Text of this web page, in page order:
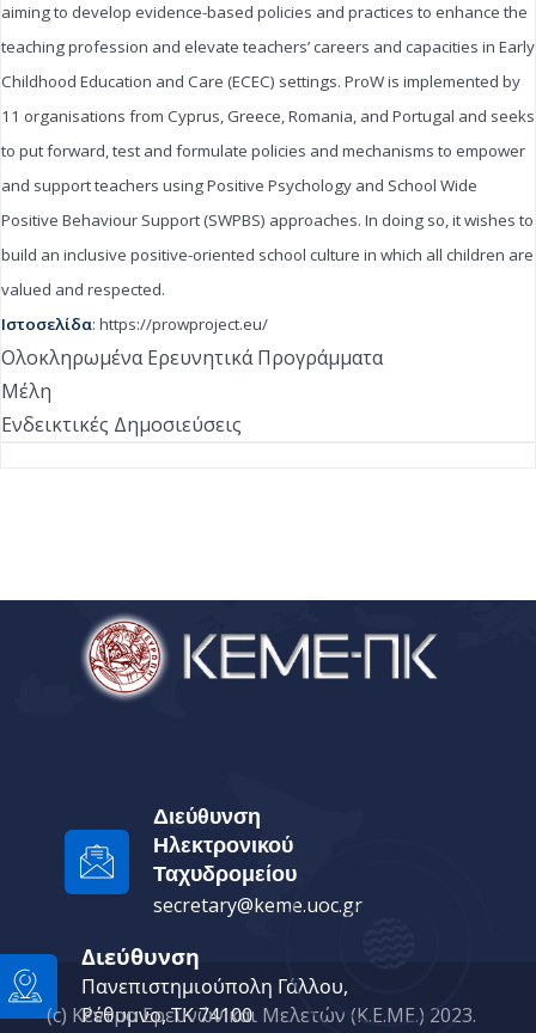
aiming to develop evidence-based policies and practices to enhance the
teaching profession and elevate teachers’ careers and capacities in Early
Childhood Education and Care (ECEC) settings. ProW is implemented by
11 organisations from Cyprus, Greece, Romania, and Portugal and seeks
to put forward, test and formulate policies and mechanisms to empower
and support teachers using Positive Psychology and School Wide
Positive Behaviour Support (SWPBS) approaches. In doing so, it wishes to
build an inclusive positive-oriented school culture in which all children are
valued and respected.
Ιστοσελίδα: https://prowproject.eu/
Ολοκληρωμένα Ερευνητικά Προγράμματα
Μέλη
Ενδεικτικές Δημοσιεύσεις
Διεύθυνση
Ηλεκτρονικού
Ταχυδρομείου
secretary@keme.uoc.gr
Διεύθυνση
Πανεπιστημιούπολη Γάλλου,
Ρέθυμνο, ΤΚ 74100
(c) Κέντρο Ερευνών και Μελετών (Κ.Ε.ΜΕ.) 2023.